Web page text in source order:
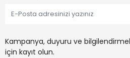
Kampanya, duyuru ve
için kayıt olun.